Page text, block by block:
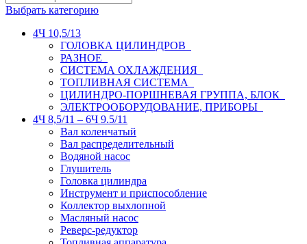
Выбрать категорию
4Ч 10,5/13
ГОЛОВКА ЦИЛИНДРОВ
РАЗНОЕ
СИСТЕМА ОХЛАЖДЕНИЯ
ТОПЛИВНАЯ СИСТЕМА
ЦИЛИНДРО-ПОРШНЕВАЯ ГРУППА, БЛОК
ЭЛЕКТРООБОРУДОВАНИЕ, ПРИБОРЫ
4Ч 8,5/11 – 6Ч 9.5/11
Вал коленчатый
Вал распределительный
Водяной насос
Глушитель
Головка цилиндра
Инструмент и приспособление
Коллектор выхлопной
Масляный насос
Реверс-редуктор